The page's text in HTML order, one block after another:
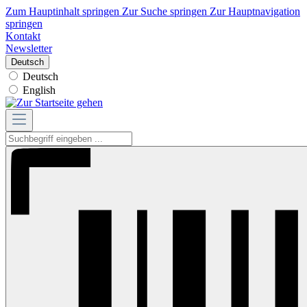
Zum Hauptinhalt springen Zur Suche springen Zur Hauptnavigation
springen
Kontakt
Newsletter
Deutsch
Deutsch
English